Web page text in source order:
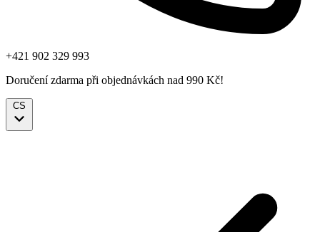
+421 902 329 993
Doručení zdarma při objednávkách nad 990 Kč!
CS